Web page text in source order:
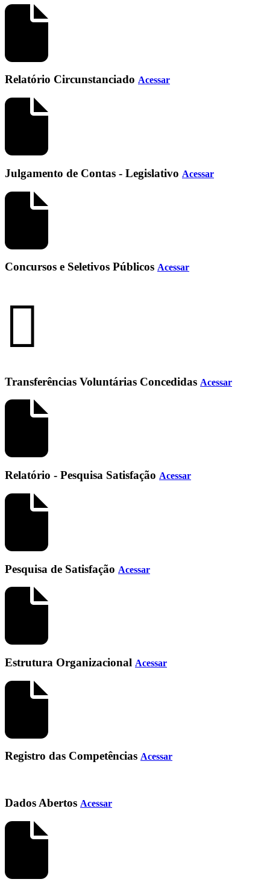
Relatório Circunstanciado Acessar
Julgamento de Contas - Legislativo Acessar
Concursos e Seletivos Públicos Acessar
Transferências Voluntárias Concedidas Acessar
Relatório - Pesquisa Satisfação Acessar
Pesquisa de Satisfação Acessar
Estrutura Organizacional Acessar
Registro das Competências Acessar
Dados Abertos Acessar